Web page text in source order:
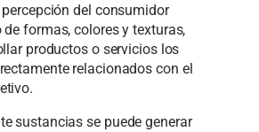
del consumidor
formas, colores y texturas,
productos o servicios los
relacionados con el
sustancias se puede generar